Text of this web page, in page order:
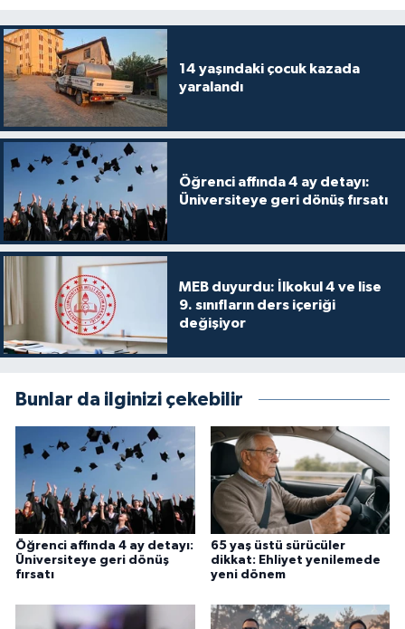
14 yaşındaki çocuk kazada
yaralandı
Öğrenci affında 4 ay detayı:
Üniversiteye geri dönüş fırsatı
MEB duyurdu: İlkokul 4 ve lise
9. sınıfların ders içeriği
değişiyor
Bunlar da ilginizi çekebilir
Öğrenci affında 4 ay detayı:
Üniversiteye geri dönüş
fırsatı
65 yaş üstü sürücüler
dikkat: Ehliyet yenilemede
yeni dönem